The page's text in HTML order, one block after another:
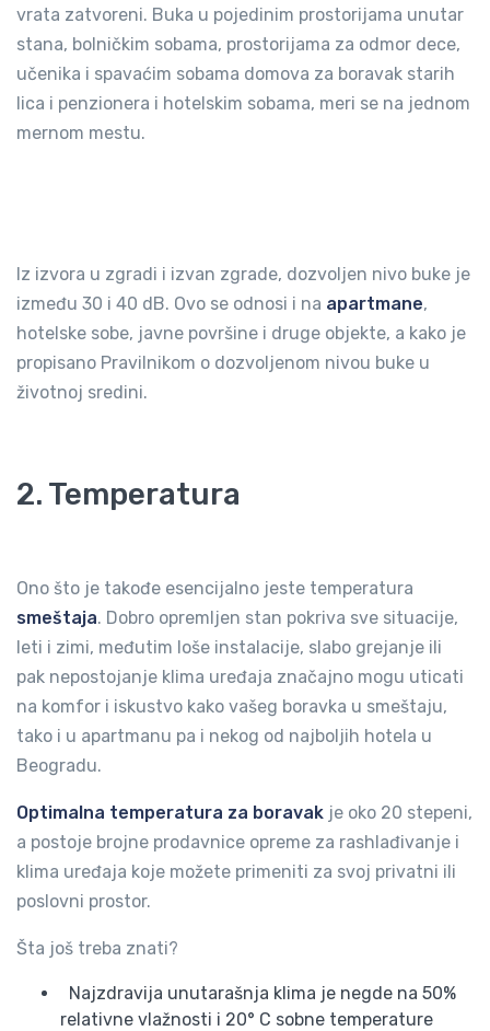
vrata zatvoreni. Buka u pojedinim prostorijama unutar
stana, bolničkim sobama, prostorijama za odmor dece,
učenika i spavaćim sobama domova za boravak starih
lica i penzionera i hotelskim sobama, meri se na jednom
mernom mestu.
Iz izvora u zgradi i izvan zgrade, dozvoljen nivo buke je
između 30 i 40 dB. Ovo se odnosi i na apartmane,
hotelske sobe, javne površine i druge objekte, a kako je
propisano Pravilnikom o dozvoljenom nivou buke u
životnoj sredini.
2. Temperatura
Ono što je takođe esencijalno jeste temperatura
smeštaja. Dobro opremljen stan pokriva sve situacije,
leti i zimi, međutim loše instalacije, slabo grejanje ili
pak nepostojanje klima uređaja značajno mogu uticati
na komfor i iskustvo kako vašeg boravka u smeštaju,
tako i u apartmanu pa i nekog od najboljih hotela u
Beogradu.
Optimalna temperatura za boravak je oko 20 stepeni,
a postoje brojne prodavnice opreme za rashlađivanje i
klima uređaja koje možete primeniti za svoj privatni ili
poslovni prostor.
Šta još treba znati?
Najzdravija unutarašnja klima je negde na 50%
relativne vlažnosti i 20° C sobne temperature